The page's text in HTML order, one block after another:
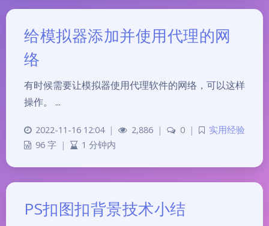
给模拟器添加并使用代理的网
络
有时候需要让模拟器使用代理软件的网络，可以这样
操作。 ...
2022-11-16 12:04 | 2,886 | 0 |
实用经验
96 字 | 1 分钟内
PS扣图扣背景技术小结